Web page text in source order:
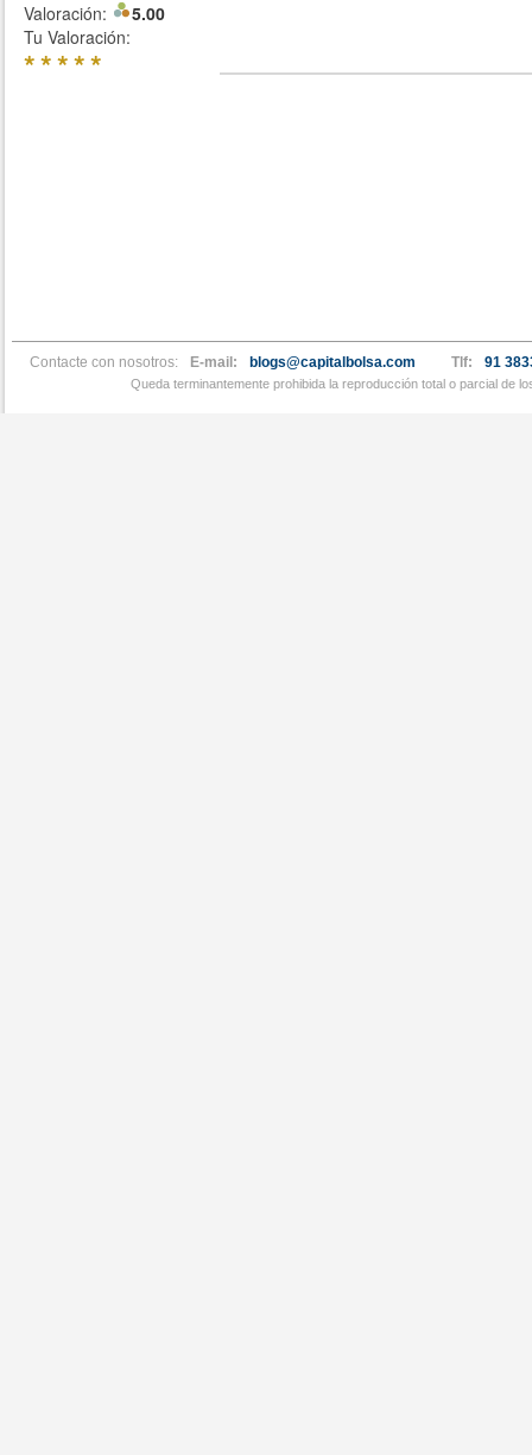
Valoración:
5.00
Tu Valoración:
*****
Contacte con nosotros: E-mail: blogs@capitalbolsa.com Tlf: 91
Queda terminantemente prohibida la reproducción total o parcial de